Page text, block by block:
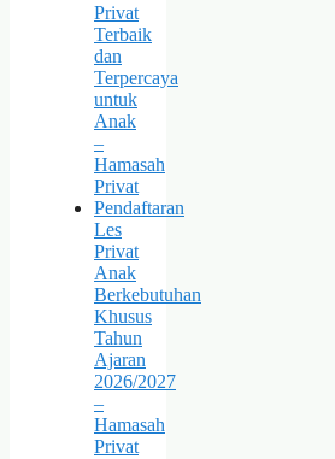
Privat
Terbaik
dan
Terpercaya
untuk
Anak
–
Hamasah
Privat
Pendaftaran
Les
Privat
Anak
Berkebutuhan
Khusus
Tahun
Ajaran
2026/2027
–
Hamasah
Privat